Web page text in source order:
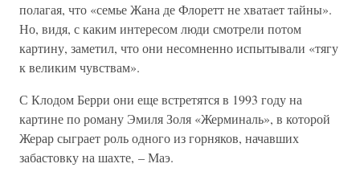
полагая, что «семье Жана де Флоретт не хватает тайны».
Но, видя, с каким интересом люди смотрели потом
картину, заметил, что они несомненно испытывали «тягу
к великим чувствам».
С Клодом Берри они еще встретятся в 1993 году на
картине по роману Эмиля Золя «Жерминаль», в которой
Жерар сыграет роль одного из горняков, начавших
забастовку на шахте, – Маэ.